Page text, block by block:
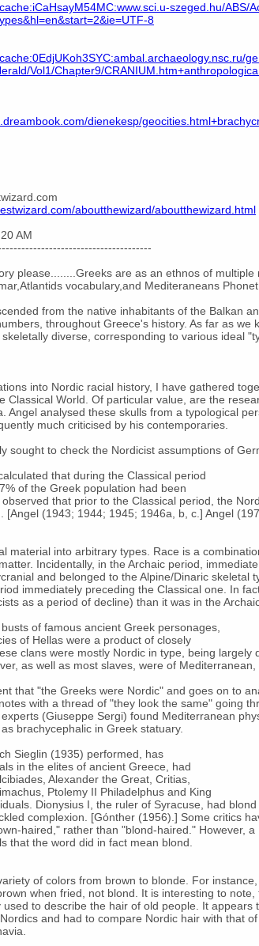
szeged.hu/ABS/
8
Vol1/Chapter9/
dienekesp/
aboutthewizard/aboutthewizard.html
AM
please........Greeks are as an ethnos of
vocabulary,and Mediteraneans
from the native inhabitants of the Balkan
throughout Greece's history. As far as we
diverse, corresponding to various ideal
into Nordic racial history, I have gathered
Classical World. Of particular value, are the
Angel analysed these skulls from a typological
much criticised by his contemporaries.
sought to check the Nordicist assumptions of
that during the Classical period
of the Greek population had been
that prior to the Classical period, the
[Angel (1943; 1944; 1945; 1946a, b, c.] Angel
material into arbitrary types. Race is a
Incidentally, in the Archaic period,
and belonged to the Alpine/Dinaric skeletal
immediately preceding the Classical one. In
as a period of decline) than it was in the
of famous ancient Greek personages,
of Hellas were a product of closely
clans were mostly Nordic in type, being
as well as most slaves, were of Mediterranean,
that "the Greeks were Nordic" and goes on to
with a thread of "they look the same" going
(Giuseppe Sergi) found Mediterranean
brachycephalic in Greek statuary.
Sieglin (1935) performed, has
in the elites of ancient Greece, had
Alexander the Great, Critias,
Ptolemy II Philadelphus and King
Dionysius I, the ruler of Syracuse, had
complexion. [Gόnther (1956).] Some critics
haired," rather than "blond-haired." However,
that the word did in fact mean blond.
of colors from brown to blonde. For
when fried, not blond. It is interesting to
to describe the hair of old people. It
and had to compare Nordic hair with that